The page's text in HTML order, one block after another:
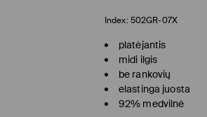
Index: 502GR-07X
platėjantis
midi ilgis
be rankovių
elastinga juosta
92% medvilnė